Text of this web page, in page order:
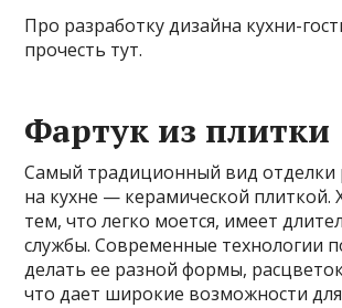
Про разработку дизайна кухни-
прочесть тут.
Фартук из плитки
Самый традиционный вид отделки
на кухне — керамической плиткой.
тем, что легко моется, имеет
службы. Современные технологии
делать ее разной формы,
что дает широкие возможности